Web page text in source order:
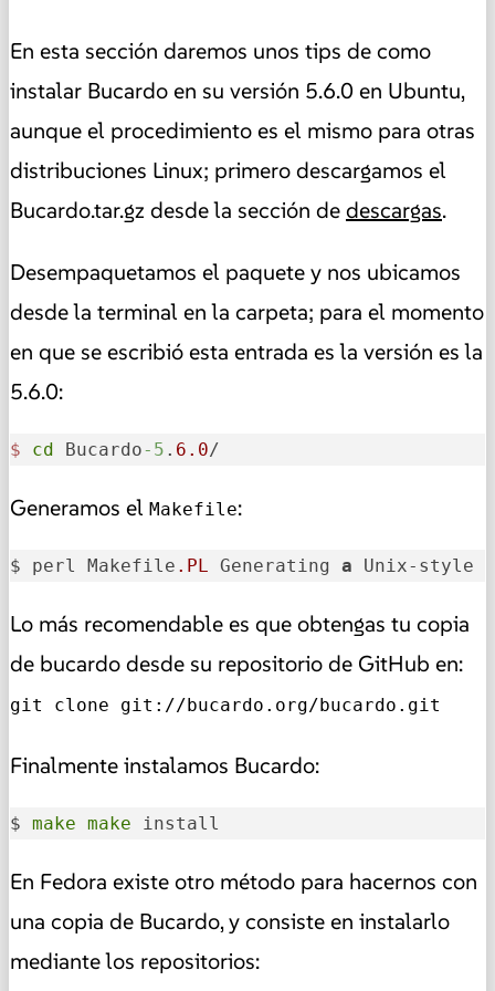
En esta sección daremos unos tips de como
instalar Bucardo en su versión 5.6.0 en Ubuntu,
aunque el procedimiento es el mismo para otras
distribuciones Linux; primero descargamos el
Bucardo.tar.gz desde la sección dedescargas.
Desempaquetamos el paquete y nos ubicamos
desde la terminal en la carpeta; para el momento
en que se escribió esta entrada es la versión es la
5.6.0:
$ cd Bucardo-5 . 6.0/
Generamos el Makefile:
$ perl Makefile .PL Generating a Unix-style
Lo más recomendable es que obtengas tu copia
de bucardo desde su repositorio de GitHub en:
git clone git://bucardo.org/bucardo.git
Finalmente instalamos Bucardo:
$ make make install
En Fedora existe otro método para hacernos con
una copia de Bucardo, y consiste en instalarlo
mediante los repositorios: